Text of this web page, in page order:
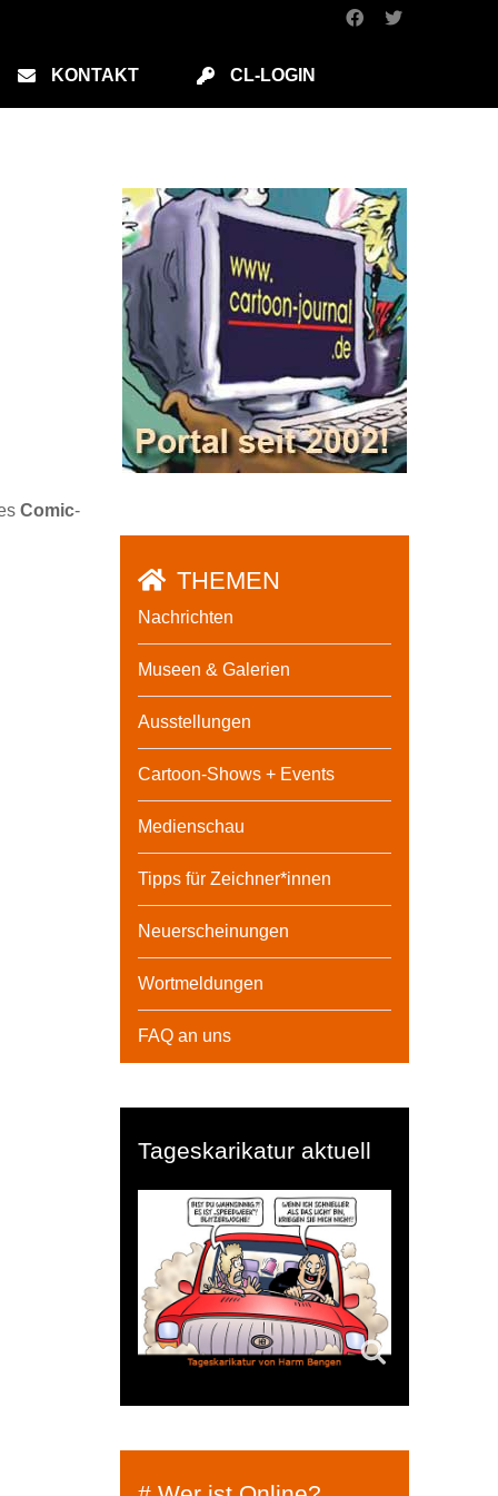
KONTAKT CL-LOGIN
Comic-
THEMEN
Nachrichten
Museen & Galerien
Ausstellungen
Cartoon-Shows + Events
Medienschau
Tipps für Zeichner*innen
Neuerscheinungen
Wortmeldungen
FAQ an uns
Tageskarikatur aktuell